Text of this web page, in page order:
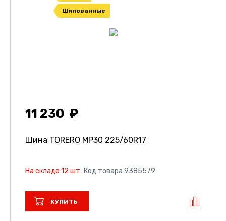
Шипованные
11 230
Шина TORERO MP30 225/60R17
На складе 12 шт. Код товара 9385579
КУПИТЬ